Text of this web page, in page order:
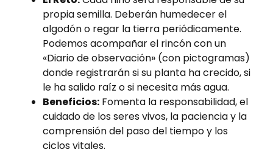
propia semilla. Deberán humedecer el
algodón o regar la tierra periódicamente.
Podemos acompañar el rincón con un
«Diario de observación» (con pictogramas)
donde registrarán si su planta ha crecido, si
le ha salido raíz o si necesita más agua.
Beneficios: Fomenta la responsabilidad, el
cuidado de los seres vivos, la paciencia y la
comprensión del paso del tiempo y los
ciclos vitales.